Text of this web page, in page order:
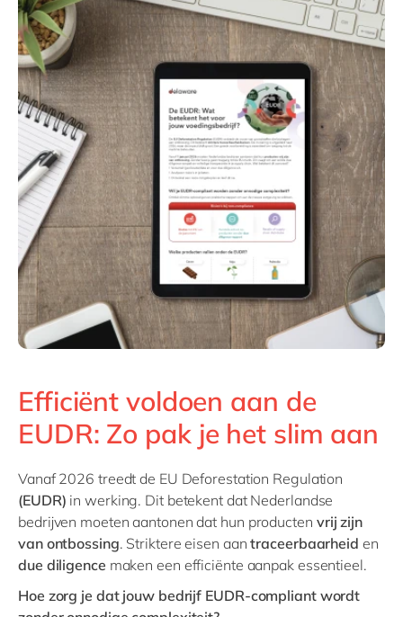
Philippines
en
Singapore
en
Switzerland
UK & Ireland
en
USA & Canada
en
Efficiënt voldoen aan de
EUDR: Zo pak je het slim aan
Vanaf 2026 treedt de EU Deforestation Regulation
(EUDR) in werking. Dit betekent dat Nederlandse
bedrijven moeten aantonen dat hun producten vrij zijn
van ontbossing. Striktere eisen aantraceerbaarheid en
due diligence maken een efficiënte aanpak essentieel.
Hoe zorg je dat jouw bedrijf EUDR-compliant wordt